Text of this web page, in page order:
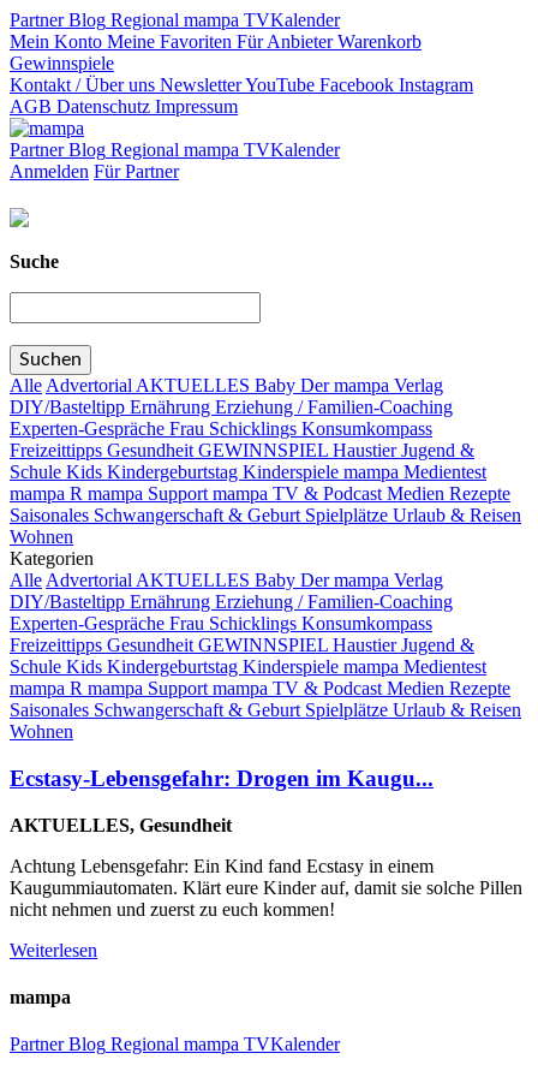
PartnerBlog Regional mampa TVKalender
Mein Konto Meine Favoriten Für AnbieterWarenkorb
Gewinnspiele
Kontakt / Über uns NewsletterYouTube Facebook Instagram
AGB Datenschutz Impressum
PartnerBlog Regional mampa TVKalender
Anmelden Für Partner
Suche
AlleAdvertorialAKTUELLES Baby Der mampa Verlag
DIY/Basteltipp Ernährung Erziehung / Familien-Coaching
Experten-Gespräche Frau Schicklings Konsumkompass
Freizeittipps GesundheitGEWINNSPIEL HaustierJugend &
Schule Kids Kindergeburtstag Kinderspiele mampa Medientest
mampa R mampa Supportmampa TV & PodcastMedien Rezepte
Saisonales Schwangerschaft & Geburt Spielplätze Urlaub & Reisen
Wohnen
Kategorien
AlleAdvertorialAKTUELLES Baby Der mampa Verlag
DIY/Basteltipp Ernährung Erziehung / Familien-Coaching
Experten-Gespräche Frau Schicklings Konsumkompass
Freizeittipps GesundheitGEWINNSPIEL HaustierJugend &
Schule Kids Kindergeburtstag Kinderspiele mampa Medientest
mampa R mampa Supportmampa TV & PodcastMedien Rezepte
Saisonales Schwangerschaft & Geburt Spielplätze Urlaub & Reisen
Wohnen
Ecstasy-Lebensgefahr: Drogen im Kaugu...
AKTUELLES, Gesundheit
Achtung Lebensgefahr: Ein Kind fand Ecstasy in einem
Kaugummiautomaten. Klärt eure Kinder auf, damit sie solche Pillen
nicht nehmen und zuerst zu euch kommen!
Weiterlesen
mampa
PartnerBlog Regional mampa TVKalender